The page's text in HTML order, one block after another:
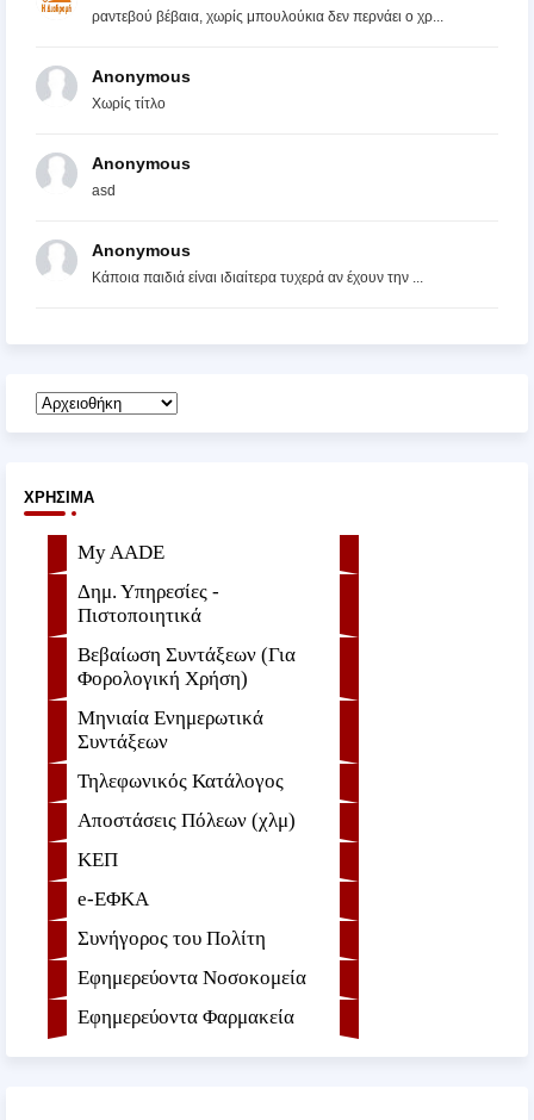
ραντεβού βέβαια, χωρίς μπουλούκια δεν περνάει ο χρ...
Anonymous
Χωρίς τίτλο
Anonymous
asd
Anonymous
Κάποια παιδιά είναι ιδιαίτερα τυχερά αν έχουν την ...
ΧΡΉΣΙΜΑ
My AADE
Δημ. Υπηρεσίες -
Πιστοποιητικά
Βεβαίωση Συντάξεων (Για
Φορολογική Χρήση)
Μηνιαία Ενημερωτικά
Συντάξεων
Τηλεφωνικός Κατάλογος
Αποστάσεις Πόλεων (χλμ)
ΚΕΠ
e-ΕΦKA
Συνήγορος του Πολίτη
Εφημερεύοντα Νοσοκομεία
Εφημερεύοντα Φαρμακεία